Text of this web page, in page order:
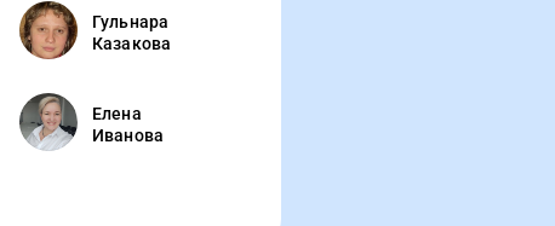
Гульнара
Казакова
Елена
Иванова